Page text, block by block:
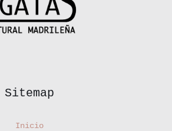
Sitemap
Inicio